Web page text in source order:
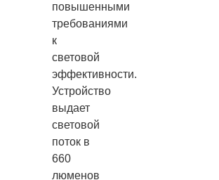
повышенными
требованиями
к
световой
эффективности.
Устройство
выдает
световой
поток в
660
люменов